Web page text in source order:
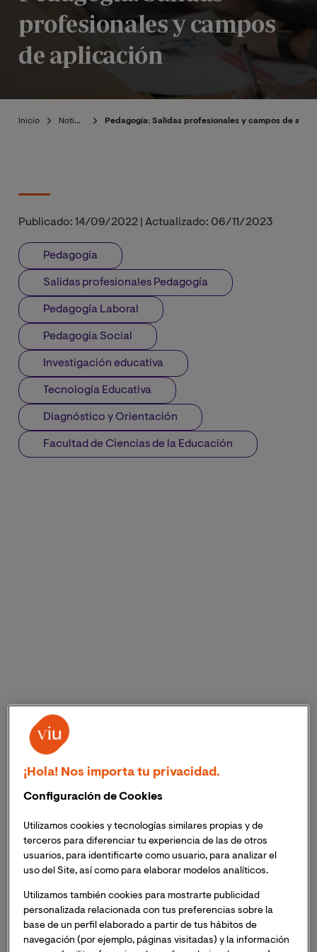
profesionales y campos
de aplicación
Inicio Noticias Pedagogía: Salidas profesionales y campos de
Publicado: 14/09/2022 Actualizado: 06/11/2023
Pedagogía
Salidas profesionales Pedagogía
Pedagogía Laboral
Pedagogía Social
Investigación educativa
Tecnología Educativa
Diagnóstico y Orientación
Facultad de Ciencias de la Educación
La pedagogía es una
interdisciplinarque incluye contenidos relacionados
con la psicología, la sociología, la filosofía, la historia,
el vínculo con la educación.
Aunque popularmente se suele relacionar la pedagogía
con la educación en la infancia y la adolescencia y en
un contexto escolar, esta disciplina abarca muchísimos
más. Los pedagogostrabajan la educación en su
sentido más amplio, investigando y reflexionando
sobre todas las aristas y facetas de ésta, abriendo, por
¡Hola! Nos importa tu privacidad.
Configuración de Cookies
Utilizamos cookies y tecnologías similares propias y de
terceros para diferenciar tu experiencia de las de otros
usuarios, para identificarte como usuario, para analizar el
uso del Site, así como para elaborar modelos analíticos.
Utilizamos también cookies para mostrarte publicidad
personalizada relacionada con tus preferencias sobre la
base de un perfil elaborado a partir de tus hábitos de
navegación (por ejemplo, páginas visitadas) y la información